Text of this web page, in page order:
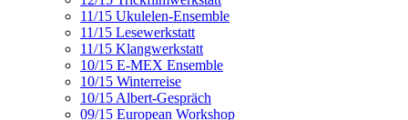
11/15 Ukulelen-Ensemble
11/15 Lesewerkstatt
11/15 Klangwerkstatt
10/15 E-MEX Ensemble
10/15 Winterreise
10/15 Albert-Gespräch
09/15 European Workshop